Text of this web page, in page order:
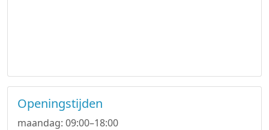
Openingstijden
maandag: 09:00–18:00